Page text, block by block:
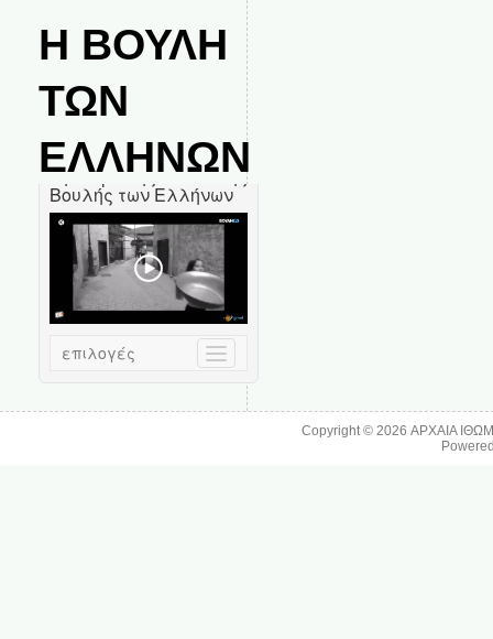
Η ΒΟΥΛΗ
ΤΩΝ
ΕΛΛΗΝΩΝ
Copyright © 2026ΑΡΧΑΙΑ